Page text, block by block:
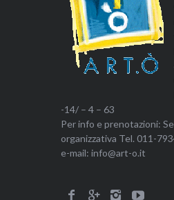
-14/ – 4 – 63
Per info e prenotazioni:
organizzativa Tel. 011-
e-mail: info@art-o.it